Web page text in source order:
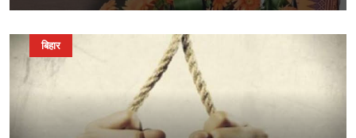
बिहार